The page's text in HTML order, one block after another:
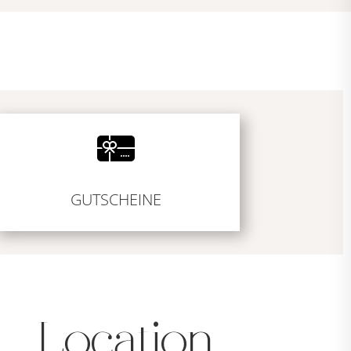
GUTSCHEINE
Location